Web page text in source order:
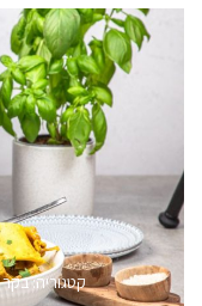
קטגוריה:בקר